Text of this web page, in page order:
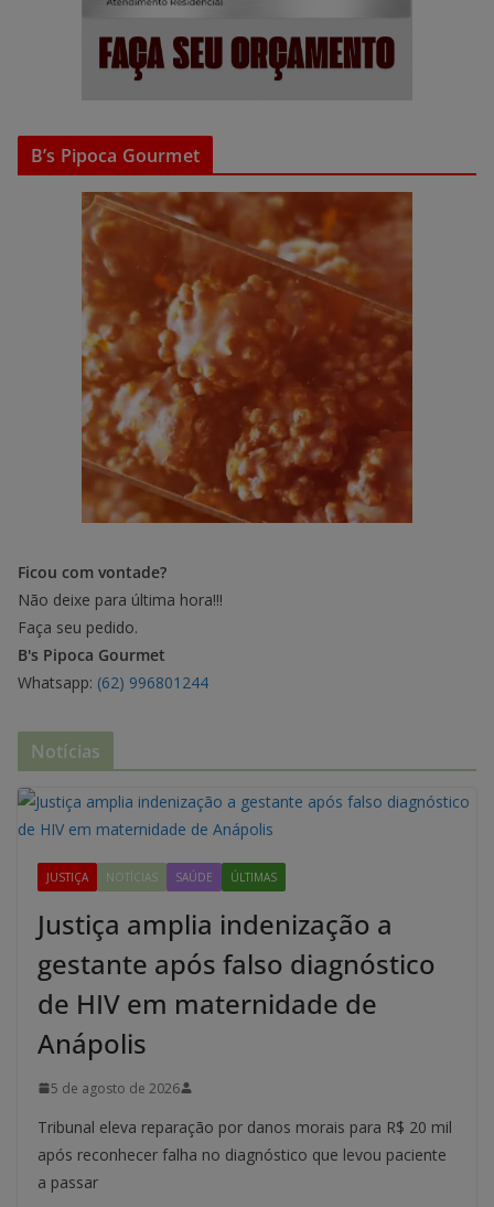
B’s Pipoca Gourmet
Ficou com vontade?
Não deixe para última hora!!!
Faça seu pedido.
B's Pipoca Gourmet
Whatsapp: (62) 996801244
Notícias
JUSTIÇA NOTÍCIAS SAÚDE ÚLTIMAS
Justiça amplia indenização a
gestante após falso diagnóstico
de HIV em maternidade de
Anápolis
5 de agosto de 2026
Tribunal eleva reparação por danos morais para R$ 20 mil
após reconhecer falha no diagnóstico que levou paciente
a passar